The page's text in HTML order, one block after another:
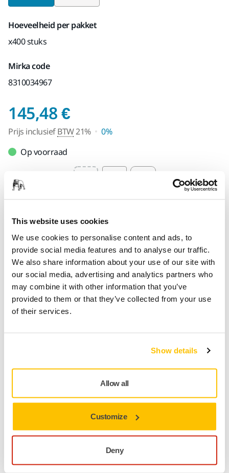
This website uses cookies
We use cookies to personalise content and ads, to
provide social media features and to analyse our traffic.
We also share information about your use of our site with
our social media, advertising and analytics partners who
may combine it with other information that you’ve
provided to them or that they’ve collected from your use
of their services.
Show details
Allow all
Customize
Deny
Hoeveelheid per pakket
x400 stuks
Mirka code
8310034967
145,48 €Prijs inclusief BTW
Prijs inclusiefBTW21%
0%
Op voorraad
SPECIAAL VOOR U
Levering in Nederland
Geen verzendkosten bij bestellingen vanaf €49,90
incl. btw
Veilige betaling
Track & Trace
Deksels voor verfmengbeker. Niet geschikt voor
Het Mirka® Verfmeng assortiment omvat mengbekers,
dispensers en doeken. Geschikt voor professionele
verfmengsystemen voor de autospuiterij.